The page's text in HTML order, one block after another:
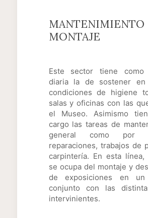
MONTAJE
Este sector tiene como
diaria la de sostener en
condiciones de higiene
salas y oficinas con las
el Museo. Asimismo
cargo las tareas de
general como por
reparaciones, trabajos de
carpintería. En esta línea,
se ocupa del montaje y
de exposiciones en un
conjunto con las
intervinientes.